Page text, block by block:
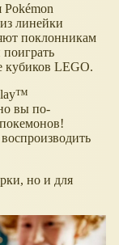
линейки
поклонникам
LEGO.
вы по-
но и для